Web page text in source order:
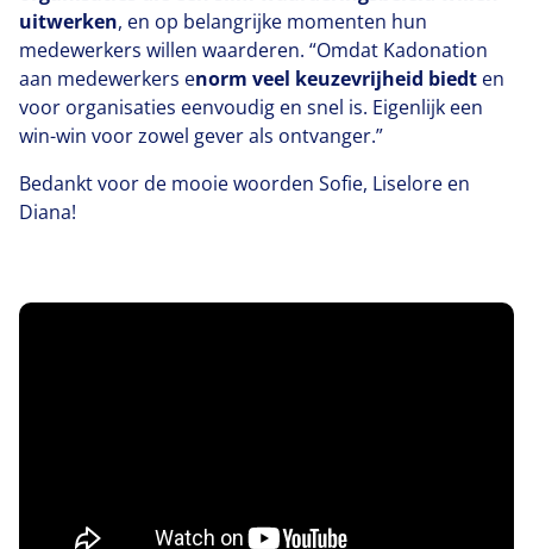
uitwerken, en op belangrijke momenten hun
medewerkers willen waarderen. “Omdat Kadonation
aan medewerkers enorm veel keuzevrijheid biedt en
voor organisaties eenvoudig en snel is. Eigenlijk een
win-win voor zowel gever als ontvanger.”
Bedankt voor de mooie woorden Sofie, Liselore en
Diana!